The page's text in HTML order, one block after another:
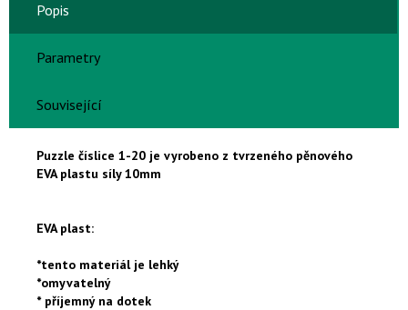
Popis
Parametry
Související
Puzzle číslice 1-20 je vyrobeno z tvrzeného pěnového
EVA plastu síly 10mm
EVA plast:
*tento materiál je lehký
*omyvatelný
* příjemný na dotek